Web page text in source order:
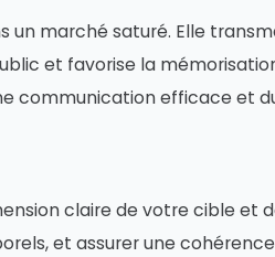
marché saturé. Elle
et favorise la
communication efficace et
claire de votre cible et
et assurer une